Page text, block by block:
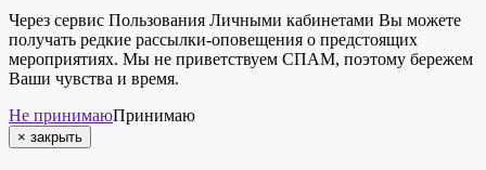
Через сервис Пользования Личными кабинетами Вы можете
получать редкие рассылки-оповещения о предстоящих
мероприятиях. Мы не приветствуем СПАМ, поэтому бережем
Ваши чувства и время.
Не принимаюПринимаю
× закрыть